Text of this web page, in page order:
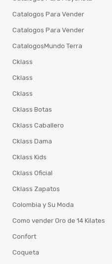
Catalogos Para Vender
Catalogos Para Vender
CatalogosMundo Terra
Cklass
Cklass
Cklass
Cklass Botas
Cklass Caballero
Cklass Dama
Cklass Kids
Cklass Oficial
Cklass Zapatos
Colombia y Su Moda
Como vender Oro de 14 Kilates
Confort
Coqueta